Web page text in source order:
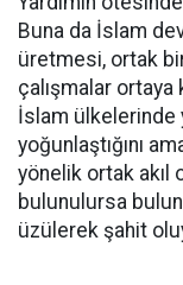
Buna da İslam
üretmesi, ortak
çalışmalar ortaya
İslam ülkelerinde
yoğunlaştığını
yönelik ortak akıl
bulunulursa
üzülerek şahit